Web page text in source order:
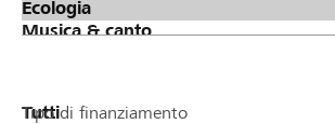
Tipo di finanziamento